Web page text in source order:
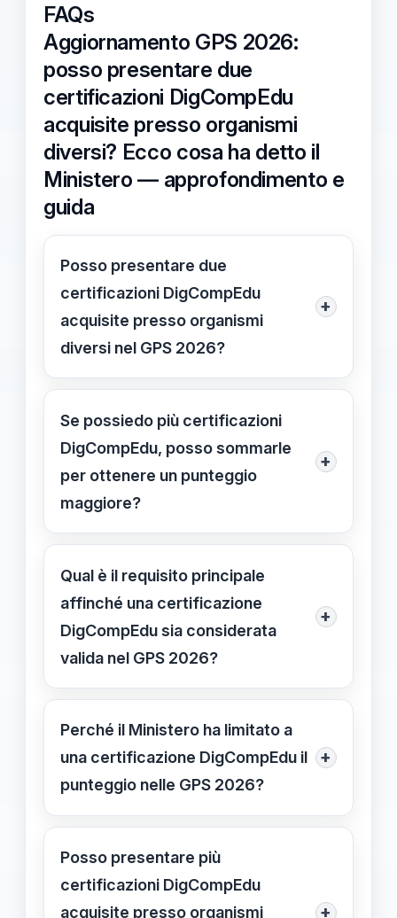
FAQs
Aggiornamento GPS 2026:
posso presentare due
certificazioni DigCompEdu
acquisite presso organismi
diversi? Ecco cosa ha detto il
Ministero — approfondimento e
guida
Posso presentare due
certificazioni DigCompEdu
acquisite presso organismi
diversi nel GPS 2026?
+
No, il Ministero ha chiarito che si può
presentare solo una certificazione
DigCompEdu per ogni framework di
competenze digitali,
indipendentemente dal numero di
Se possiedo più certificazioni
DigCompEdu, posso sommarle
per ottenere un punteggio
maggiore?
+
No, il Ministero specifica che le
certificazioni DigCompEdu sono
considerate come titoli unici e
sommarle non comporta un
incremento del punteggio, anche se
Qual è il requisito principale
affinché una certificazione
DigCompEdu sia considerata
valida nel GPS 2026?
+
Deve essere rilasciata da un
organismo ufficialmente accreditato
da Accredia, garantendo così la
validità e l'autenticità del titolo.
Perché il Ministero ha limitato a
una certificazione DigCompEdu il
punteggio nelle GPS 2026?
+
Per garantire l'equanimità,
semplificare la verifica delle
competenze e evitare duplicazioni
che potrebbero creare confusione
Posso presentare più
certificazioni DigCompEdu
acquisite presso organismi
+